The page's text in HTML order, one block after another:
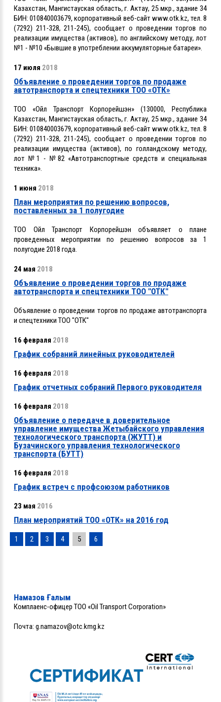
Казахстан, Мангистауская область, г. Актау, 25 мкр., здание 34
БИН: 010840003679, корпоративный веб-сайт www.otk.kz, тел. 8
(7292) 211-328, 211-245), сообщает о проведении торгов по
реализации имущества (активов), по английскому методу, лот
№1 - №10 «Бывшие в употреблении аккумуляторные батареи».
17 июля 2018
Объявление о проведении торгов по продаже
автотранспорта и спецтехники ТОО «ОТК»
ТОО «Ойл Транспорт Корпорейшэн» (130000, Республика
Казахстан, Мангистауская область, г. Актау, 25 мкр., здание 34
БИН: 010840003679, корпоративный веб-сайт www.otk.kz, тел. 8
(7292) 211-328, 211-245), сообщает о проведении торгов по
реализации имущества (активов), по голландскому методу,
лот №1 - №82 «Автотранспортные средств и специальная
техника».
1 июня 2018
План мероприятия по решению вопросов,
поставленных за 1 полугодие
ТОО Ойл Транспорт Корпорейшэн объявляет о плане
проведенных мероприятии по решению вопросов за 1
полугодие 2018 года.
24 мая 2018
Объявление о проведении торгов по продаже
автотранспорта и спецтехники ТОО "ОТК"
Объявление о проведении торгов по продаже автотранспорта
и спецтехники ТОО "ОТК"
16 февраля 2018
График собраний линейных руководителей
16 февраля 2018
График отчетных собраний Первого руководителя
16 февраля 2018
Объявление о передаче в доверительное
управление имущества Жетыбайского управления
технологического транспорта (ЖУТТ) и
Бузачинского управления технологического
транспорта (БУТТ)
16 февраля 2018
График встреч с профсоюзом работников
23 мая 2016
План мероприятий ТОО «ОТК» на 2016 год
1 2 3 4 5 6
Намазов Ғалым
Комплаенс-офицер ТОО «Oil Transport Corporation»
Почта: g.namazov@otc.kmg.kz